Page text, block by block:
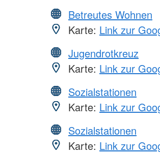
Betreutes Wohnen
Karte: Link zur
Jugendrotkreuz
Karte: Link zur
Sozialstationen
Karte: Link zur
Sozialstationen
Karte: Link zur